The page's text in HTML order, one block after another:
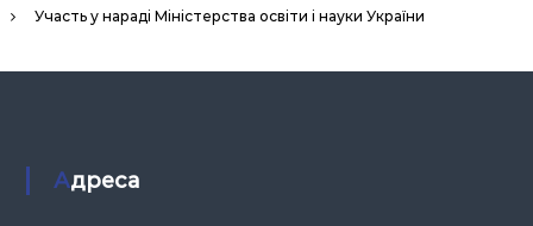
Участь у нараді Міністерства освіти і науки України
Адреса